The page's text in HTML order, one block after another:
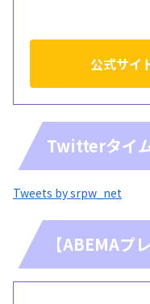
公式サイ
Twitterタイ
Tweets by srpw_net
【ABEMAプ